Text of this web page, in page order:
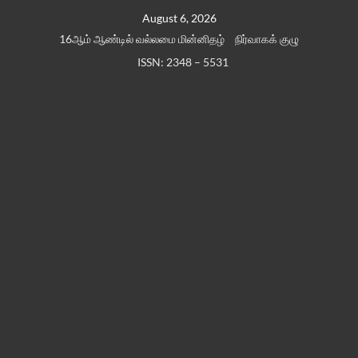
August 6, 2026
16ஆம் ஆண்டில் வல்லமை மின்னிதழ்
நிர்வாகக் குழு
ISSN: 2348 – 5531